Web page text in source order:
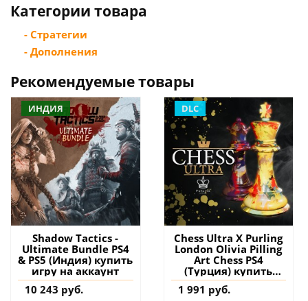
Категории товара
- Стратегии
- Дополнения
Рекомендуемые товары
ИНДИЯ
Shadow Tactics -
Ultimate Bundle PS4
& PS5 (Индия) купить
игру на аккаунт
10 243 руб.
DLC
Chess Ultra X Purling
London Olivia Pilling
Art Chess PS4
(Турция) купить
дополнение на
аккаунт
1 991 руб.